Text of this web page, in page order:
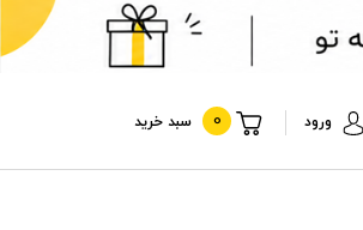
ورود 0 سبد خرید